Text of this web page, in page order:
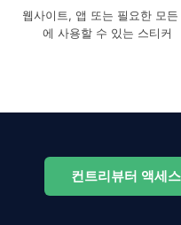
웹사이트, 앱 또는 필요한 모든
에 사용할 수 있는 스티커
컨트리뷰터 액세스